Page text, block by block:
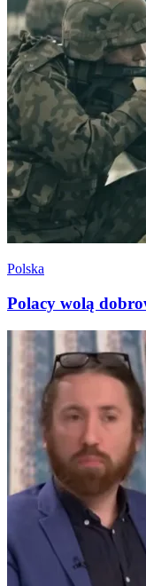
Polska
Polacy wolą